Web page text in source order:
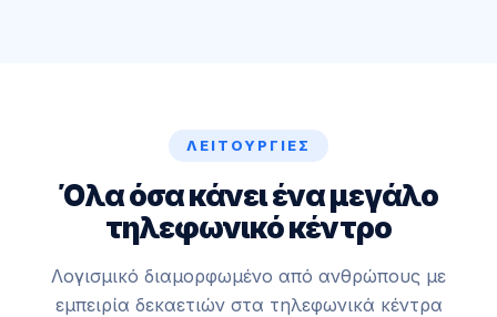
ΛΕΙΤΟΥΡΓΊΕΣ
Όλα όσα κάνει ένα μεγάλο
τηλεφωνικό κέντρο
Λογισμικό διαμορφωμένο από ανθρώπους με
εμπειρία δεκαετιών στα τηλεφωνικά κέντρα